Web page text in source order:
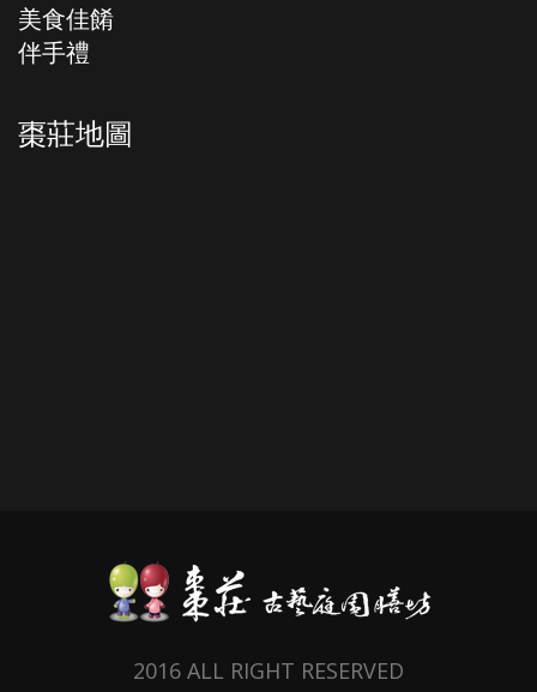
美食佳餚
伴手禮
棗莊地圖
2016 ALL RIGHT RESERVED